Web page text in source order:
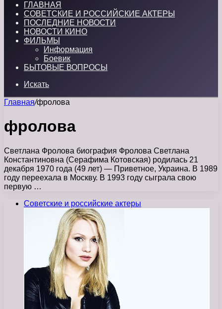
ГЛАВНАЯ
СОВЕТСКИЕ И РОССИЙСКИЕ АКТЕРЫ
ПОСЛЕДНИЕ НОВОСТИ
НОВОСТИ КИНО
ФИЛЬМЫ
Информация
Боевик
БЫТОВЫЕ ВОПРОСЫ
Искать
Главная/фролова
фролова
Светлана Фролова биография Фролова Светлана
Константиновна (Серафима Котовская) родилась 21
декабря 1970 года (49 лет) — Приветное, Украина. В 1989
году переехала в Москву. В 1993 году сыграла свою
первую …
Советские и российские актеры